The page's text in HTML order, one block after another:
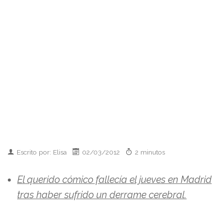
Escrito por: Elisa 02/03/2012 2 minutos
El querido cómico fallecía el jueves en Madrid
tras haber sufrido un derrame cerebral.